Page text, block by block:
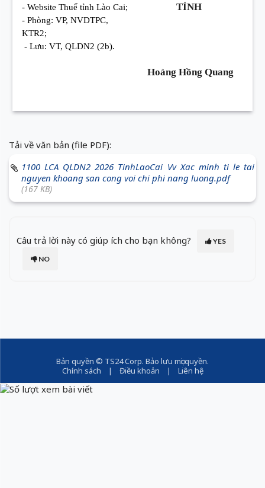
- Website Thuế tỉnh Lào Cai;
- Phòng: VP, NVDTPC,
KTR2;
- Lưu: VT, QLDN2 (2b).
TỈNH
Hoàng Hồng Quang
Tải về văn bản (file PDF):
1100 LCA QLDN2 2026 TinhLaoCai Vv Xac minh ti le tai
nguyen khoang san cong voi chi phi nang luong.pdf
(167 KB)
Câu trả lời này có giúp ích cho bạn không?
YES
NO
Bản quyền © TS24 Corp. Bảo lưu mọi quyền.
Chính sách | Điều khoản | Liên hệ